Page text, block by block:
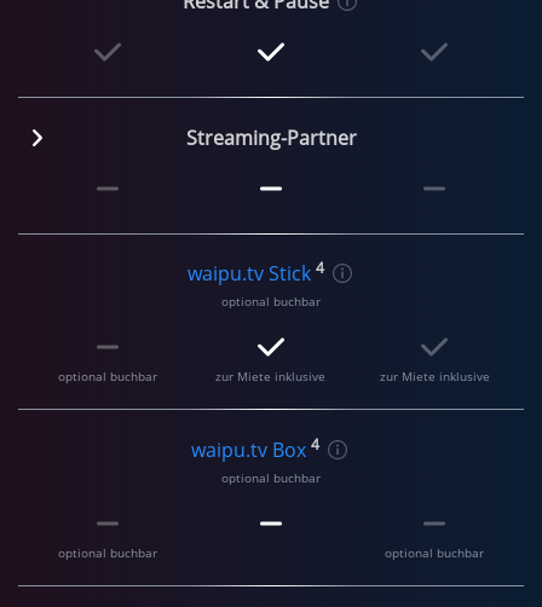
Streaming-Partner
waipu.tv Stick 4
optional buchbar
optional buchbar zur Miete inklusive zur Miete inklusive
waipu.tv Box 4
optional buchbar
optional buchbar optional buchbar